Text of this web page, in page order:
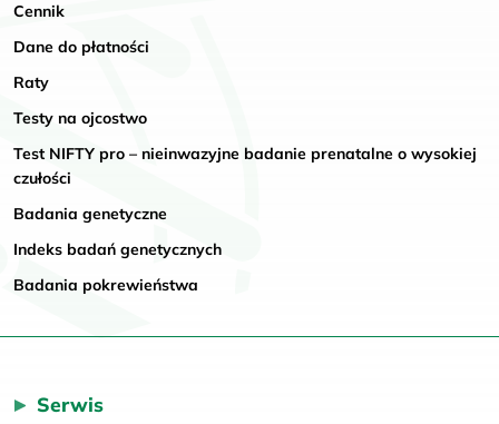
Cennik
Dane do płatności
Raty
Testy na ojcostwo
Test NIFTY pro – nieinwazyjne badanie prenatalne o wysokiej
czułości
Badania genetyczne
Indeks badań genetycznych
Badania pokrewieństwa
Serwis